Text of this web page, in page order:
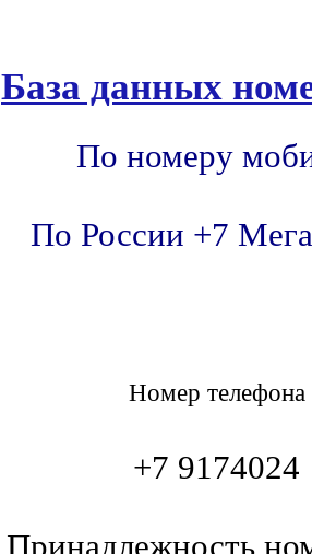
База данных
По номеру
По России +7
Номер
+7 9174024
Принадлежность